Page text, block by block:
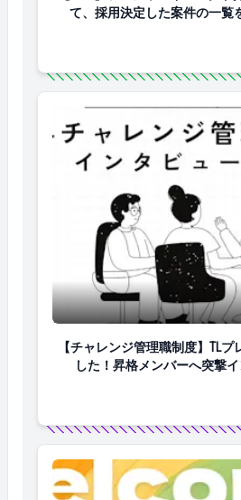
て、採用決定した案件の一覧
【チャレンジ管理職制度】
【チャレンジ管理職制度】TL
した！昇格メンバーへ突撃